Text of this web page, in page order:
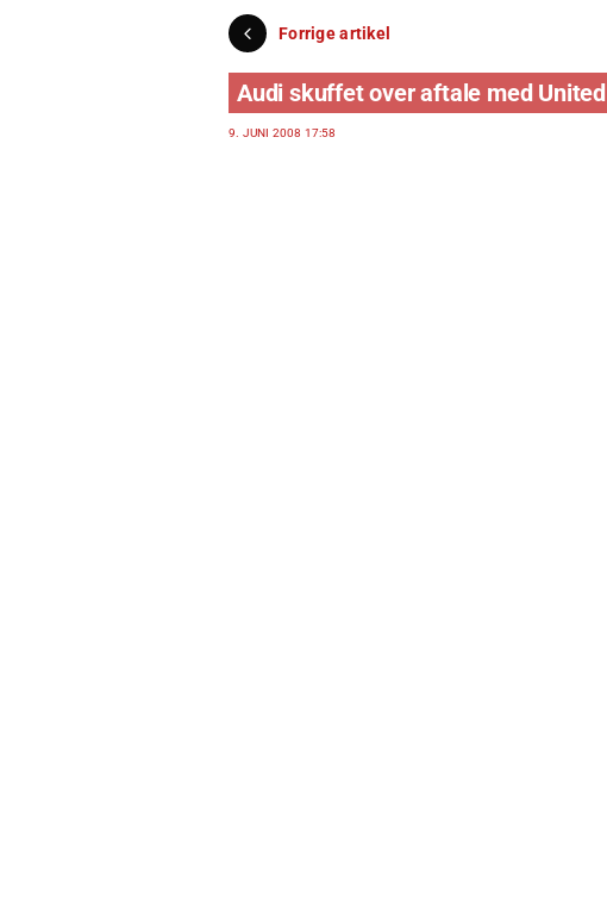
Forrige artikel
Audi skuffet over aftale med United
9. JUNI 2008 17:58